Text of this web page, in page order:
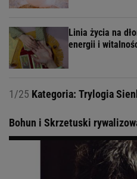
Linia życia na
energii i
1/25 Kategoria: Trylogia
Bohun i Skrzetuski